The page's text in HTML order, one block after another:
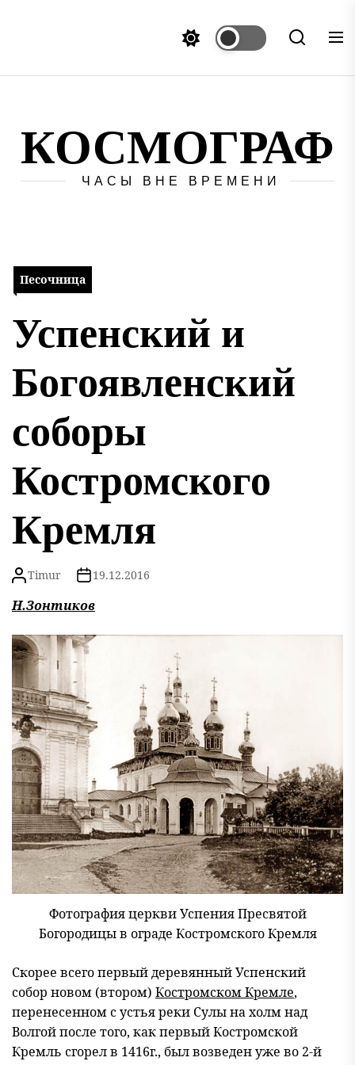
КОСМОГРАФ
ЧАСЫ ВНЕ ВРЕМЕНИ
Песочница
Успенский и
Богоявленский
соборы
Костромского
Кремля
Timur 19.12.2016
Н.Зонтиков
Фотография церкви Успения Пресвятой
Богородицы в ограде Костромского Кремля
Скорее всего первый деревянный Успенский
собор новом (втором) Костромcком Кремле,
перенесенном с устья реки Сулы на холм над
Волгой после того, как первый Костромской
Кремль сгорел в 1416г., был возведен уже во 2-й